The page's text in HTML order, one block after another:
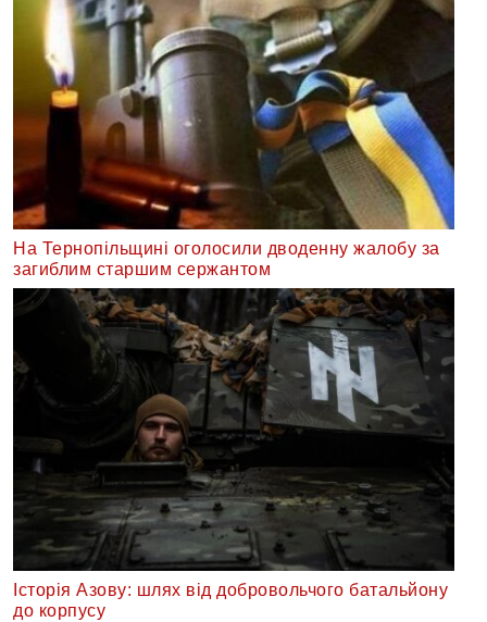
На Тернопільщині оголосили дводенну жалобу за
загиблим старшим сержантом
Історія Азову: шлях від добровольчого батальйону
до корпусу